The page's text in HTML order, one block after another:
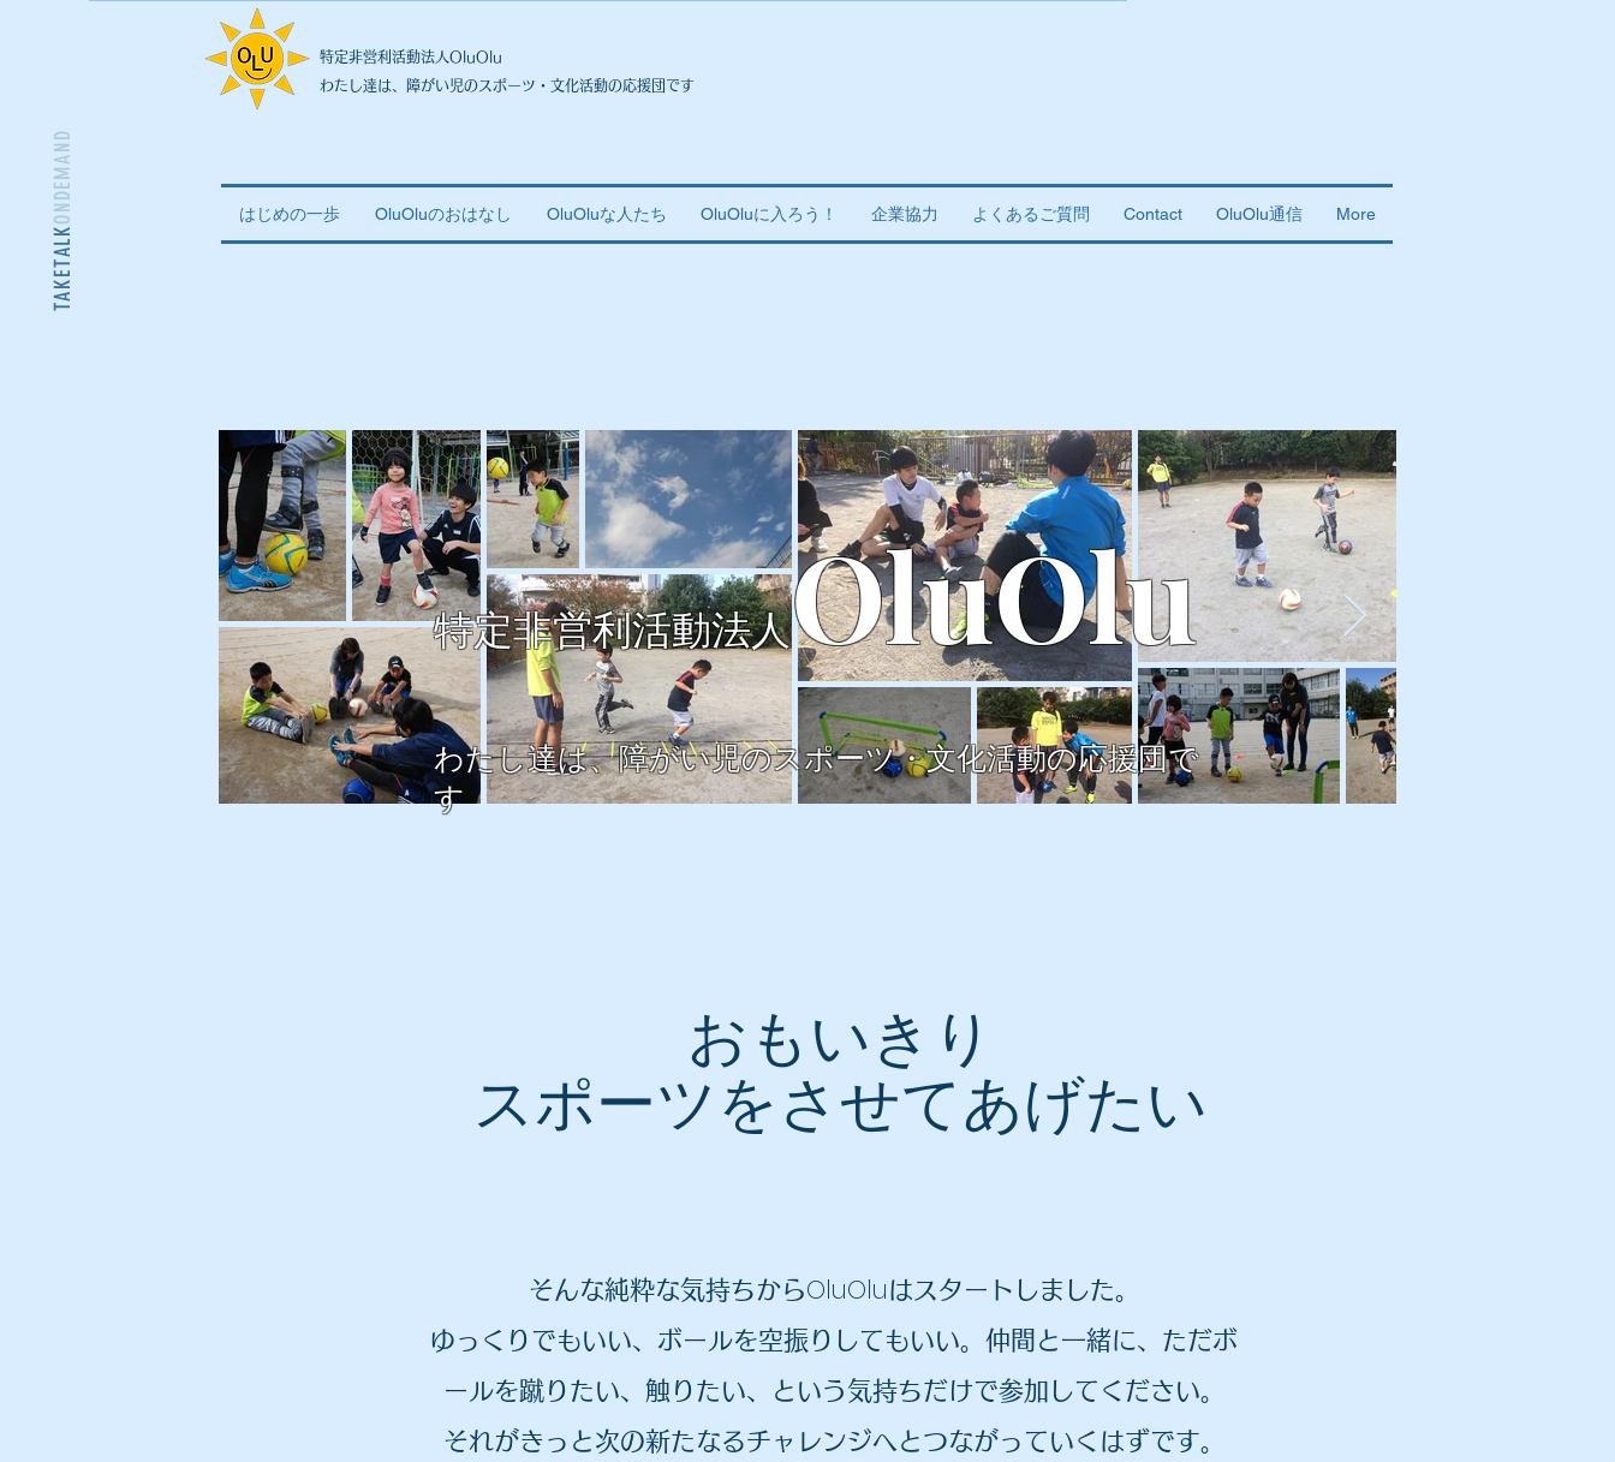
TAKETALK
ONDEMAND
特定非営利活動法人OluOlu
わたし達は、障がい児のスポーツ・文化活動の応援団です
はじめの一歩 OluOluのおはなし OluOluな人たち OluOluに入ろう！ 企業協力 よくあるご質問 Contact OluOlu通信 More
特定非営利活動法人OluOlu
わたし達は、障がい児のスポーツ・文化活動の応援団で
す
​おもいきり
スポーツをさせてあげたい
そんな純粋な気持ちからOluOluはスタートしました。
ゆっくりでもいい、ボールを空振りしてもいい。仲間と一緒に、ただボ
ールを蹴りたい、触りたい、という気持ちだけで参加してください。
それがきっと次の新たなるチャレンジへとつながっていくはずです。